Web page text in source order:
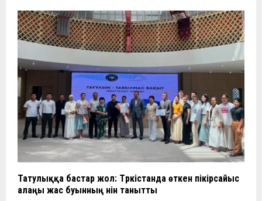
Татулыққа бастар жол: Түркістанда өткен пікірсайыс
алаңы жас буынның үнін танытты